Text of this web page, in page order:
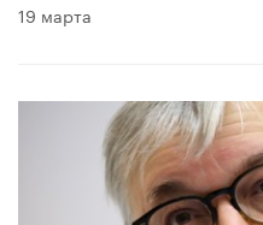
19 марта